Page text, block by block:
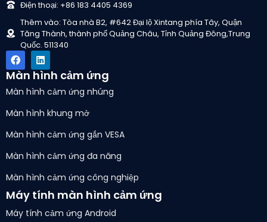
Điện thoại: +86 183 4405 4369
Thêm vào: Tòa nhà B2, #642 Đại lộ Xintang phía Tây, Quận
Tăng Thành, thành phố Quảng Châu, Tỉnh Quảng Đông,Trung
Quốc. 511340
Màn hình cảm ứng
Màn hình cảm ứng nhúng
Màn hình khung mở
Màn hình cảm ứng gắn VESA
Màn hình cảm ứng đa năng
Màn hình cảm ứng công nghiệp
Máy tính màn hình cảm ứng
Máy tính cảm ứng Android